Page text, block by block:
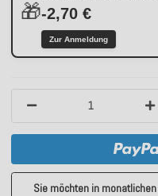
🎁-2,70 €
Zur Anmeldung
Sie möchten in